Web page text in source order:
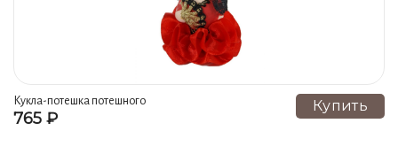
Кукла-потешка потешного
промысла испаночка.
765 ₽
Купить